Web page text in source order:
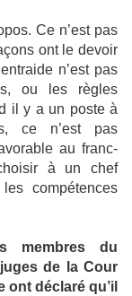
Ce n’est pas
ont le devoir
n’est pas
ou les règles
il y a un poste à
ce n’est pas
au franc-
à un chef
compétences
membres du
de la Cour
ont déclaré qu’il